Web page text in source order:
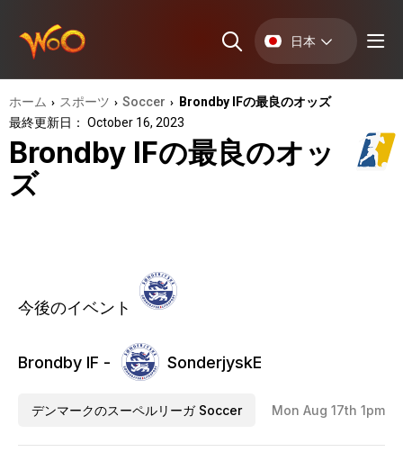
日本
ホーム › スポーツ › Soccer › Brondby IFの最良のオッズ
最終更新日： October 16, 2023
Brondby IFの最良のオッ
ズ
今後のイベント
Brondby IF - SonderjyskE
デンマークのスーペルリーガ Soccer Mon Aug 17th 1pm